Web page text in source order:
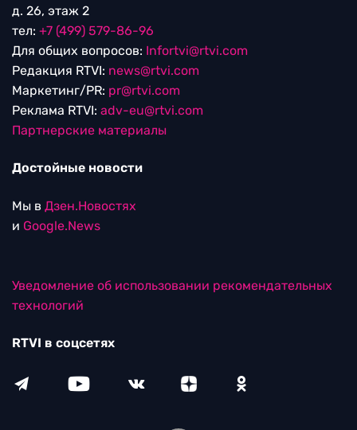
д. 26, этаж 2
тел: +7 (499) 579-86-96
Для общих вопросов: Infortvi@rtvi.com
Редакция RTVI: news@rtvi.com
Маркетинг/PR: pr@rtvi.com
Реклама RTVI: adv-eu@rtvi.com
Партнерские материалы
Достойные новости
Мы в Дзен.Новостях
и Google.News
Уведомление об использовании рекомендательных
технологий
RTVI в соцсетях